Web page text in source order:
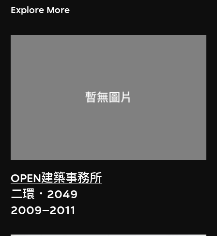
Explore More
OPEN建築事務所
二環．2049
2009–2011